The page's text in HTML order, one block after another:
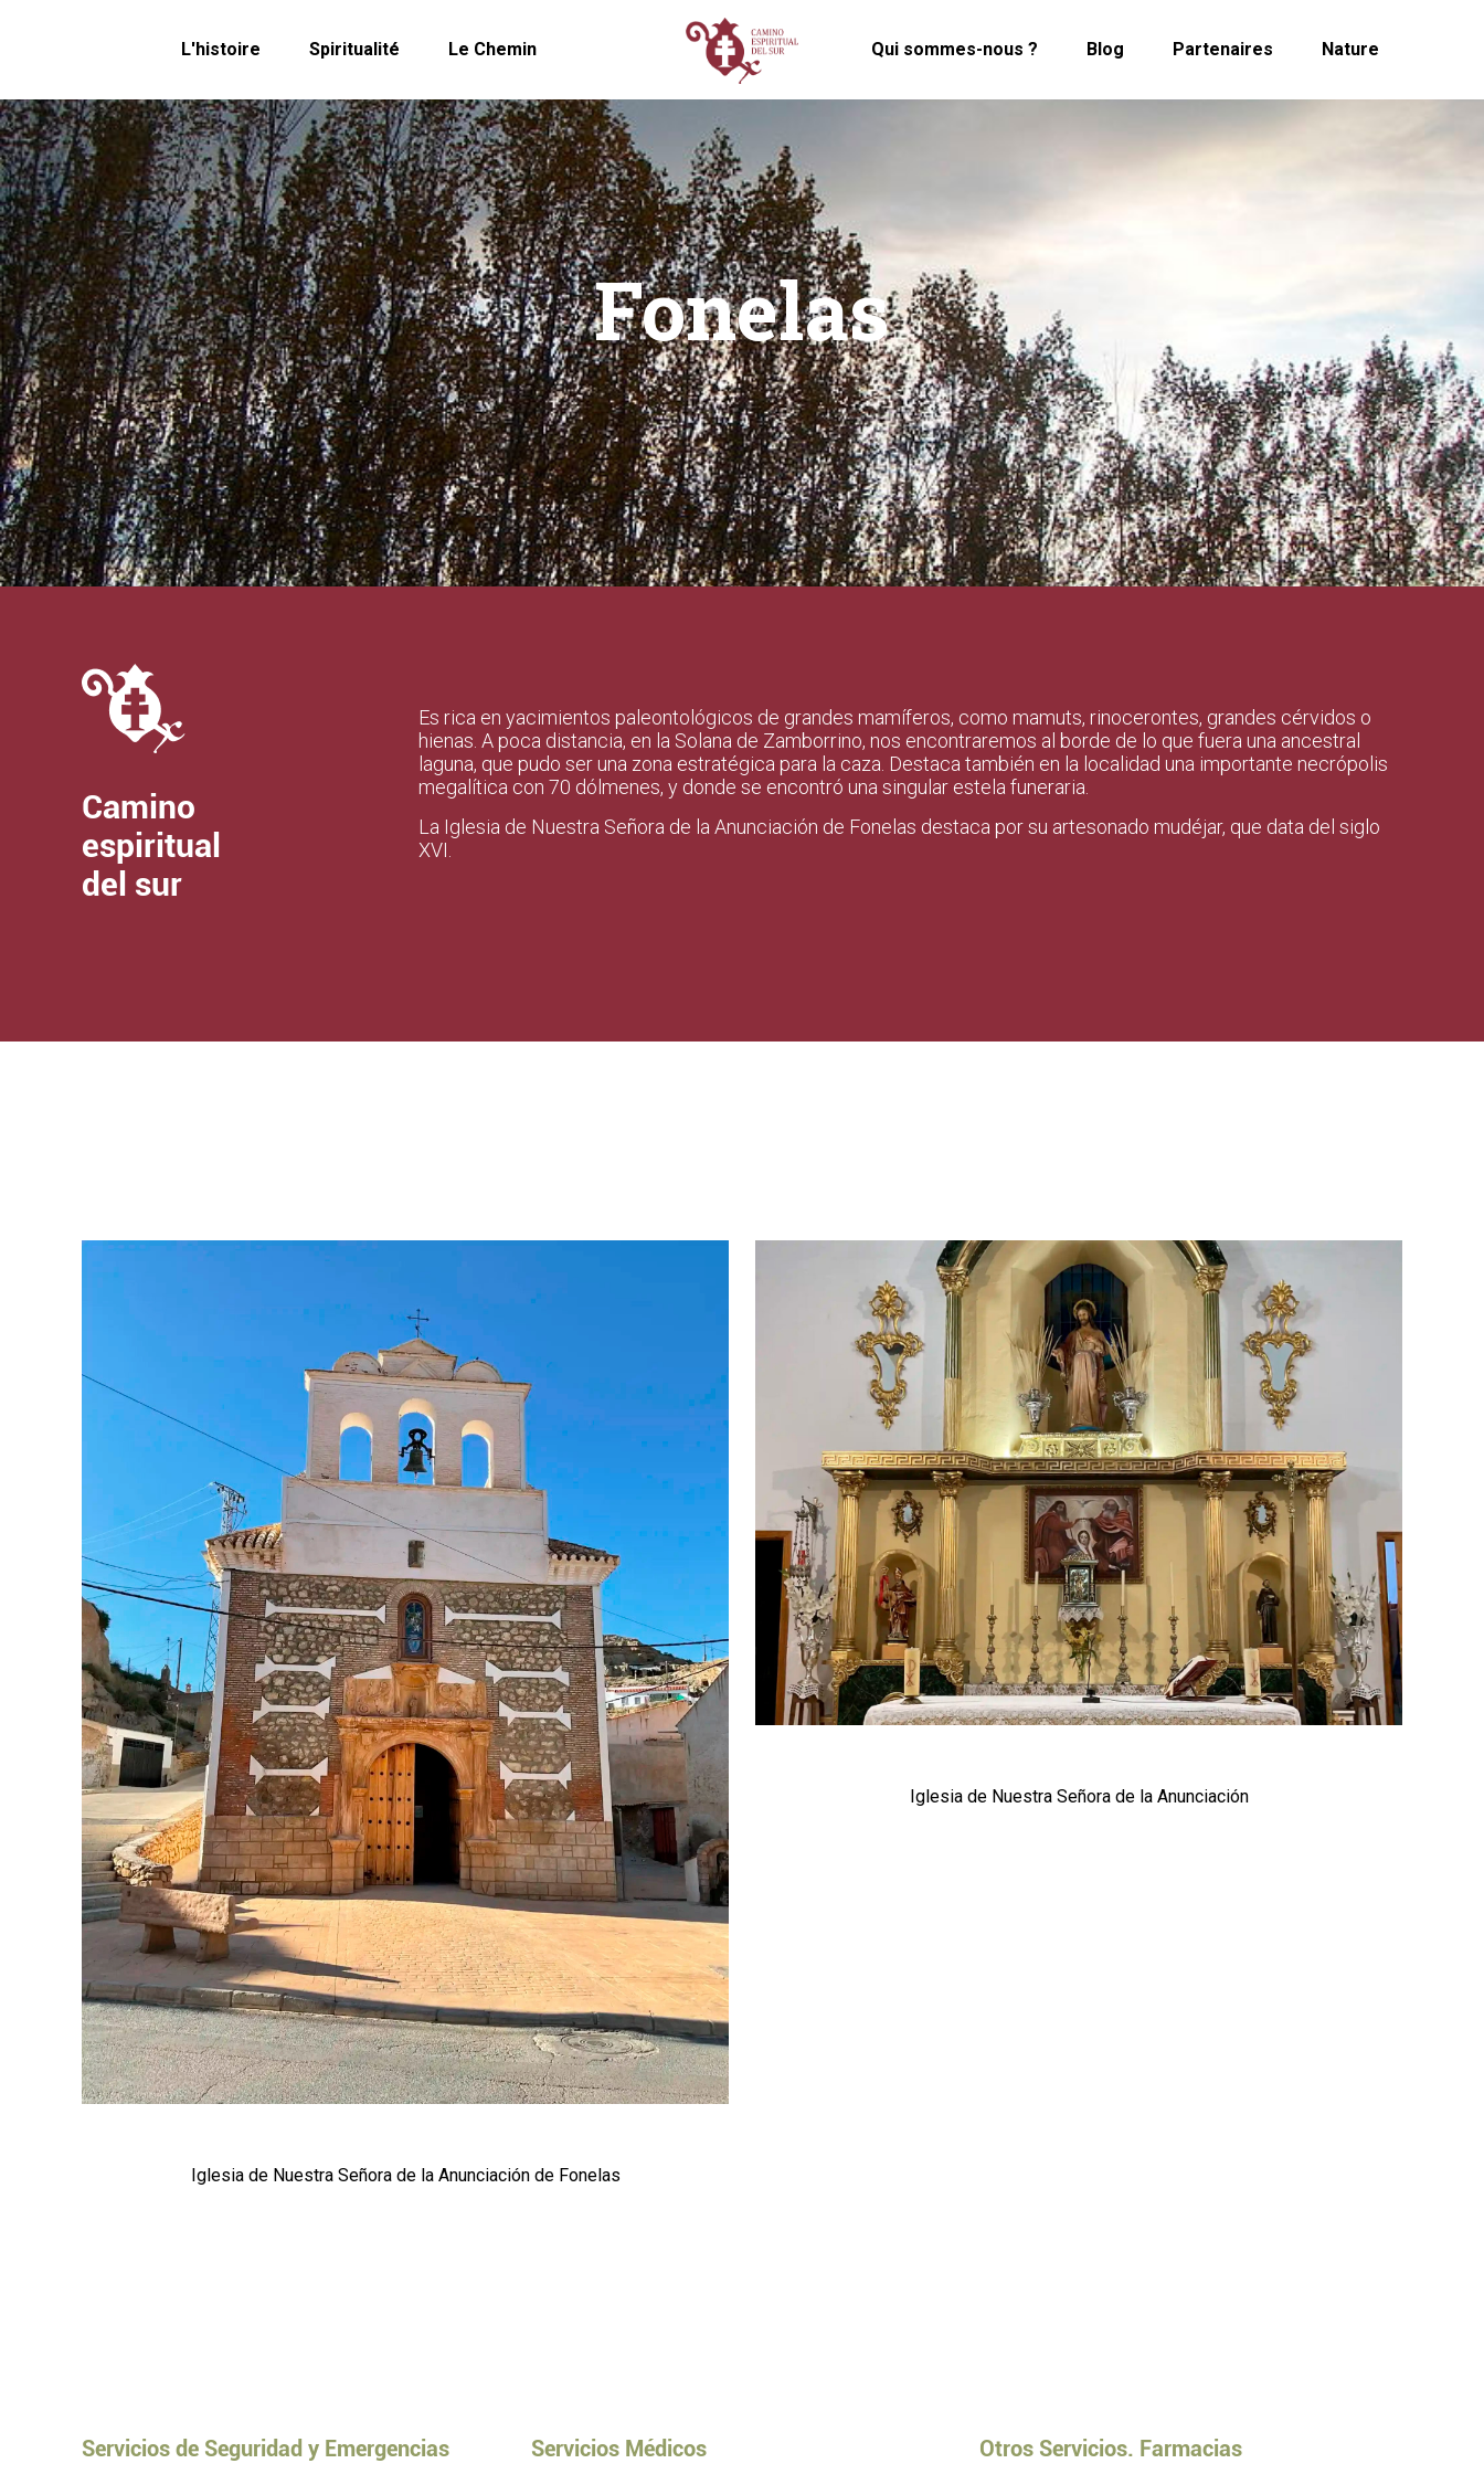
L'histoire Spiritualité Le Chemin Qui sommes-nous ? Blog Partenaires Nature
Fonelas
Camino
espiritual
del sur
Es rica en yacimientos paleontológicos de grandes mamíferos, como mamuts, rinocerontes, grandes cérvidos o
hienas. A poca distancia, en la Solana de Zamborrino, nos encontraremos al borde de lo que fuera una ancestral
laguna, que pudo ser una zona estratégica para la caza. Destaca también en la localidad una importante necrópolis
megalítica con 70 dólmenes, y donde se encontró una singular estela funeraria.
La Iglesia de Nuestra Señora de la Anunciación de Fonelas destaca por su artesonado mudéjar, que data del siglo
XVI.
Iglesia de Nuestra Señora de la Anunciación de Fonelas
Iglesia de Nuestra Señora de la Anunciación
Servicios de Seguridad y Emergencias Servicios Médicos Otros Servicios. Farmacias